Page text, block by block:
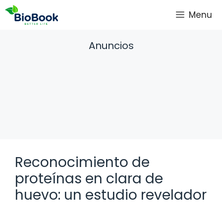
Saltar
Menu
Anuncios
Reconocimiento de
proteínas en clara de
huevo: un estudio revelador